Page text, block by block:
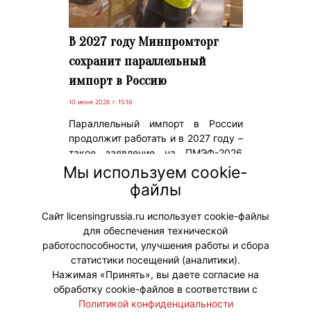
В 2027 году Минпромторг
сохранит параллельный
импорт в Россию
10 июня 2026 г. 15:16
Параллельный импорт в России
продолжит работать и в 2027 году –
такое заявление на ПМЭФ-2026
сделал замглавы Минпромторга
Роман Чекушов. Перечень
разрешенных товаров при этом
будет и дальше сокращаться.
#ПараллельныйИмпорт
Мы используем cookie-
файлы
Сайт licensingrussia.ru использует cookie-файлы
для обеспечения технической
работоспособности, улучшения работы и сбора
статистики посещений (аналитики).
Нажимая «Принять», вы даете согласие на
обработку cookie-файлов в соответствии с
Политикой конфиденциальности